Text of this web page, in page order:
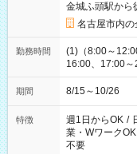
金城ふ頭駅から
名古屋市内の
勤務時間
(1)（8:00～
16:00、17:00～
期間 8/15～10/26
特徴 週1日からOK /
業・WワークOK
不要